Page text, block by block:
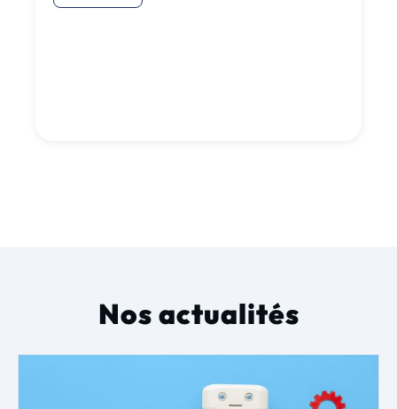
Nos actualités